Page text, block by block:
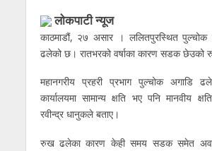
लाेकपाटी न्यूज
काठमाडौं, २७ असार । ललितपुरस्थित
ढलेको छ। रातभरको वर्षाका कारण सडक छेउको
महानगरीय प्रहरी प्रभाग पुल्चोक अगाडि
कार्यालयमा सामान्य क्षति भए पनि मानवीय
रवीन्द्र धानुकले बताए।
रुख ढलेका कारण केही समय सडक समेत